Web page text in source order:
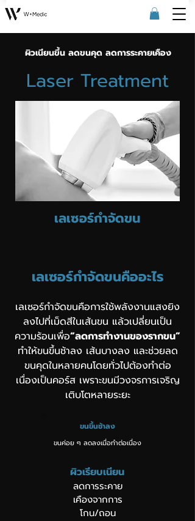
ผิวเนียนขึ้น ลดขนคุด ลดการระคายเคือง
Laser Treatment
เลเซอร์กำจัดขน
เลเซอร์กำจัดขนคืออะไร
เลเซอร์กำจัดขนคือการใช้พลังงานแสงยิง
ลงไปที่เม็ดสีในเส้นขน แล้วเปลี่ยนเป็น
ความร้อนเพื่อ“ลดการทำงานของรากขน”
ทำให้ขนขึ้นช้าลง เส้นบางลง และช่วยลด
ขนคุดในหลายคนโดยทั่วไปต้องทำต่อ
เนื่องเป็นคอร์ส เพราะขนมีวงจรการเจริญ
เติบโตหลายระยะ
ขนขึ้นช้าลง
ขนค่อย ๆ ลดลงเมื่อทำต่อเนื่อง
ผิวเรียบเนียน
ลดการระคาย
เคืองจากการ
โกน/ถอน